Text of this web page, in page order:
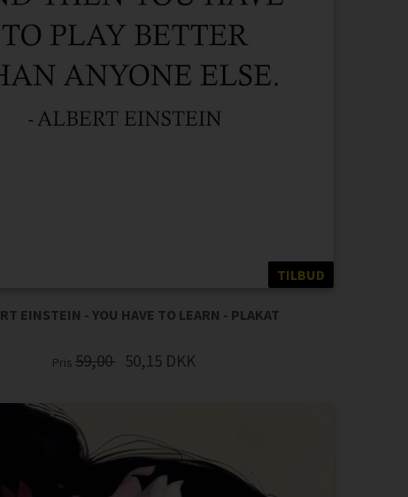
TILBUD
EINSTEIN - YOU HAVE TO LEARN - PLAKAT
Pris59,00 50,15 DKK